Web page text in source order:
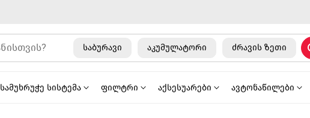
საბურავი აკუმულატორი ძრავის ზეთი
სამუხრუჭე სისტემა ფილტრი აქსესუარები ავტონაწილები